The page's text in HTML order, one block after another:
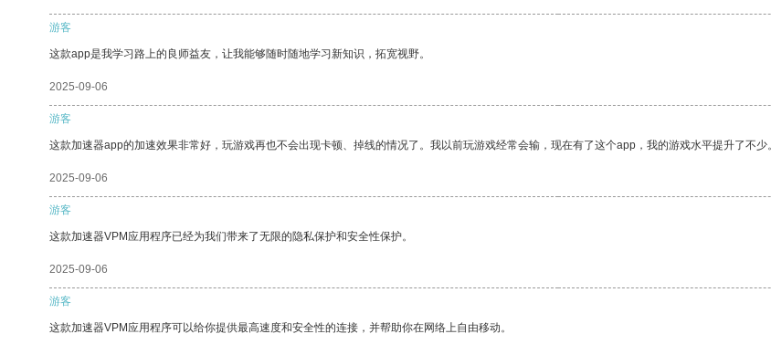
游客
这款app是我学习路上的良师益友，让我能够随时随地学习新知识，拓宽视野。
2025-09-06
游客
这款加速器app的加速效果非常好，玩游戏再也不会出现卡顿、掉线的情况了。我以前玩游戏经常会输，现在有了这个app，我的游戏水平提升了不少。
2025-09-06
游客
这款加速器VPM应用程序已经为我们带来了无限的隐私保护和安全性保护。
2025-09-06
游客
这款加速器VPM应用程序可以给你提供最高速度和安全性的连接，并帮助你在网络上自由移动。